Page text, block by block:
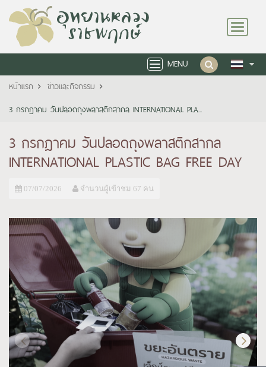
Toggle
navigation
MENU
Toggle
navigation
หน้าแรก
ข่าวและกิจกรรม
3 กรกฎาคม วันปลอดถุงพลาสติกสากล INTERNATIONAL PLA...
3 กรกฎาคม วันปลอดถุงพลาสติกสากล
INTERNATIONAL PLASTIC BAG FREE DAY
07/07/2026 จำนวนผู้เข้าชม 67 คน